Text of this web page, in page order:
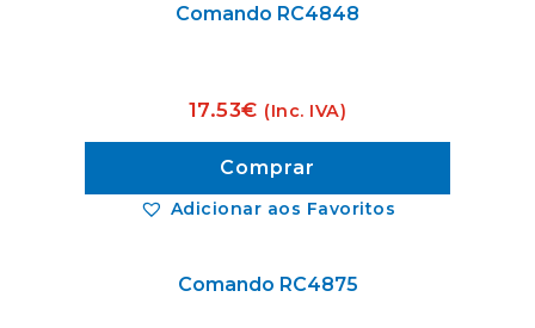
Adicionar aos Favoritos
Comando RC4848
17.53€ (Inc. IVA)
Comprar
Comando RC4875